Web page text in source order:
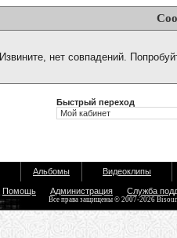
Извините, нет совпадений.
Быстрый переход
Альбомы Видеоклипы
Помощь Администрация Служба
Все права защищены © 2007-2026